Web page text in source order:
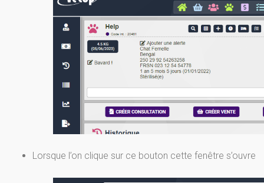
Lorsque l’on clique sur ce bouton cette fenêtre s’ouvre